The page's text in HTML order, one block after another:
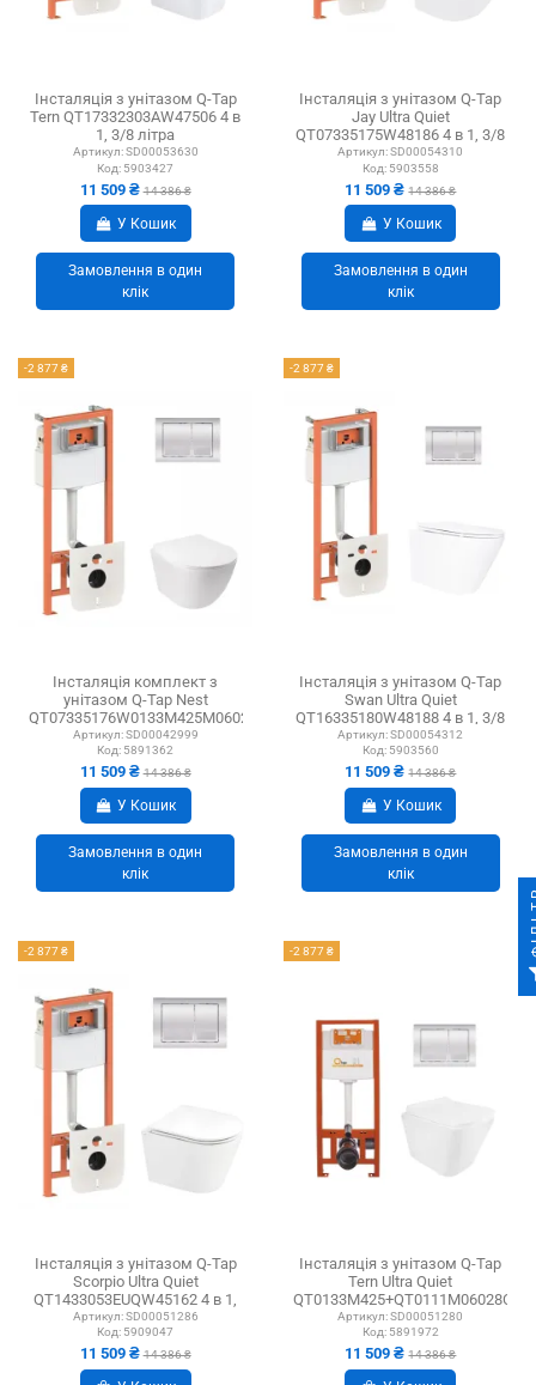
Інсталяція з унітазом Q-Tap
Tern QT17332303AW47506 4 в
1, 3/8 літра
Артикул: SD00053630
Код: 5903427
11 509 ₴14 386 ₴
У Кошик
Замовлення в один
клік
Інсталяція з унітазом Q-Tap
Jay Ultra Quiet
QT07335175W48186 4 в 1, 3/8
літра
Артикул: SD00054310
Код: 5903558
11 509 ₴14 386 ₴
У Кошик
Замовлення в один
клік
-2 877 ₴
Інсталяція комплект з
унітазом Q-Tap Nest
QT07335176W0133M425M06028CRM
4 в 1, 3/8 л
Артикул: SD00042999
Код: 5891362
11 509 ₴14 386 ₴
У Кошик
Замовлення в один
клік
-2 877 ₴
Інсталяція з унітазом Q-Tap
Swan Ultra Quiet
QT16335180W48188 4 в 1, 3/8
літра
Артикул: SD00054312
Код: 5903560
11 509 ₴14 386 ₴
У Кошик
Замовлення в один
клік
-2 877 ₴
Інсталяція з унітазом Q-Tap
Scorpio Ultra Quiet
QT1433053EUQW45162 4 в 1,
унітаз...
Артикул: SD00051286
Код: 5909047
11 509 ₴14 386 ₴
-2 877 ₴
Інсталяція з унітазом Q-Tap
Tern Ultra Quiet
QT0133M425+QT0111M06028CRM
4 в 1, 3/8 л
Артикул: SD00051280
Код: 5891972
11 509 ₴14 386 ₴